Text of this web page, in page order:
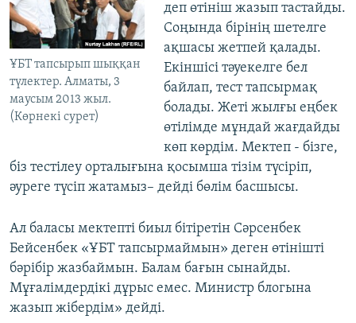
ҰБТ тапсырып шыққан
түлектер. Алматы, 3
маусым 2013 жыл.
(Көрнекі сурет)
деп өтініш жазып тастайды.
Соңында бірінің шетелге
ақшасы жетпей қалады.
Екіншісі тәуекелге бел
байлап, тест тапсырмақ
болады. Жеті жылғы еңбек
өтілімде мұндай жағдайды
көп көрдім. Мектеп - бізге,
біз тестілеу орталығына қосымша тізім түсіріп,
әуреге түсіп жатамыз– дейді бөлім басшысы.
Ал баласы мектепті биыл бітіретін Сәрсенбек
Бейсенбек «ҰБТ тапсырмаймын» деген өтінішті
бәрібір жазбаймын. Балам бағын сынайды.
Мұғалімдердікі дұрыс емес. Министр блогына
жазып жібердім» дейді.